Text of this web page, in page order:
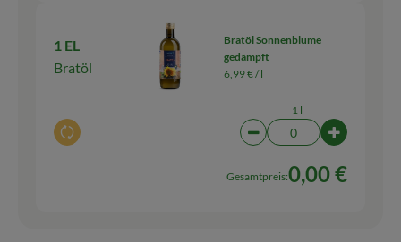
1 EL
Bratöl
Auswahl ändern
Bratöl Sonnenblume
gedämpft
6,99 € /l
1 l
Artikelanzahl
Gesamtpreis:0,00 €